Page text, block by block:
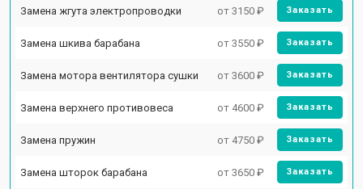
Замена жгута электропроводки от 3150 ₽ Заказать
Замена шкива барабана от 3550 ₽ Заказать
Замена мотора вентилятора сушки от 3600 ₽ Заказать
Замена верхнего противовеса от 4600 ₽ Заказать
Замена пружин от 4750 ₽ Заказать
Замена шторок барабана от 3650 ₽ Заказать